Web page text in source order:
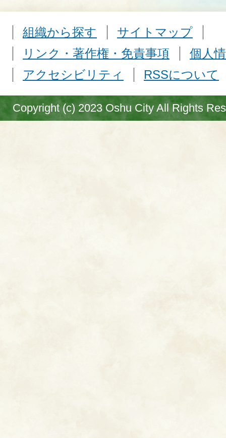
組織から探す
サイトマップ
リンク・著作権・免責事項
個人
アクセシビリティ
RSSについて
Copyright (c) 2023 Oshu City All Rights